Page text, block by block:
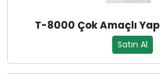
T-8000 Çok Amaçlı
Satın Al